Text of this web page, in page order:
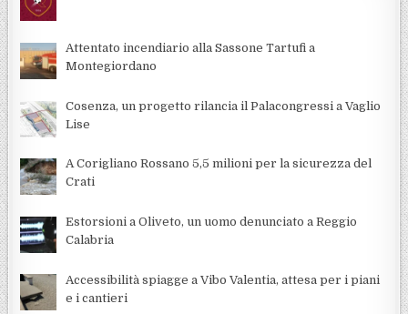
Attentato incendiario alla Sassone Tartufi a
Montegiordano
Cosenza, un progetto rilancia il Palacongressi a Vaglio
Lise
A Corigliano Rossano 5,5 milioni per la sicurezza del
Crati
Estorsioni a Oliveto, un uomo denunciato a Reggio
Calabria
Accessibilità spiagge a Vibo Valentia, attesa per i piani
e i cantieri